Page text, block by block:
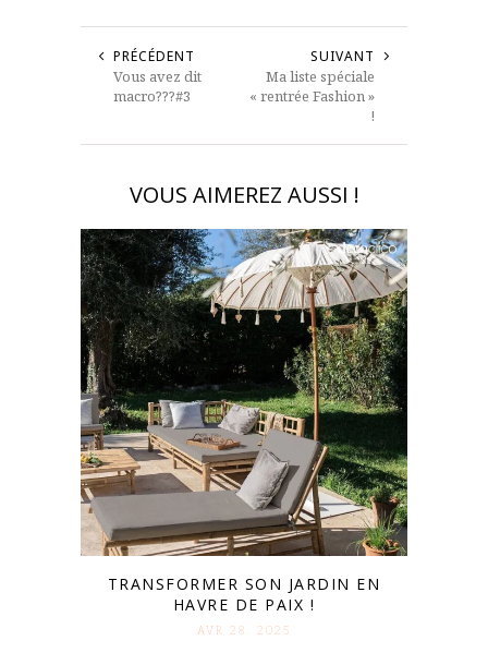
PRÉCÉDENT
Vous avez dit
macro???#3
SUIVANT
Ma liste spéciale
« rentrée Fashion »
!
VOUS AIMEREZ AUSSI !
TRANSFORMER SON JARDIN EN
HAVRE DE PAIX !
AVR 28. 2025